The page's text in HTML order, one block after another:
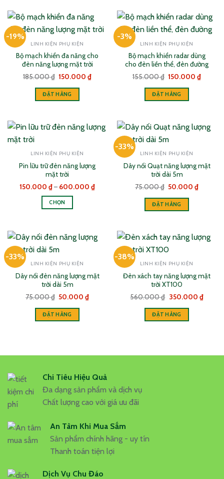
-19%
LINH KIỆN PHỤ KIỆN
Bộ mạch khiển đa năng cho
đèn năng lượng mặt trời
185.000₫ Giá
là:
185.000 ₫.
150.000₫Giá
ĐẶT HÀNG
-3%
LINH KIỆN PHỤ KIỆN
Bộ mạch khiển radar dùng
cho đèn liền thể, đèn đường
155.000₫ Giá
là:
155.000 ₫.
150.000₫Giá
ĐẶT HÀNG
LINH KIỆN PHỤ KIỆN
Pin lữu trữ đèn năng lượng
mặt trời
150.000 ₫– 600.000 ₫Khoảng
CHỌN
này
biến
thể.
Các
tùy
chọn
có
sản
phẩm
-33%
LINH KIỆN PHỤ KIỆN
Dây nối Quạt năng lượng mặt
trời dài 5m
75.000₫ Giá
là:
75.000 ₫.
50.000₫Giá
ĐẶT HÀNG
-33%
LINH KIỆN PHỤ KIỆN
Dây nối đèn năng lượng mặt
trời dài 5m
75.000₫ Giá
là:
75.000 ₫.
50.000₫Giá
ĐẶT HÀNG
-38%
LINH KIỆN PHỤ KIỆN
Đèn xách tay năng lượng mặt
trời XT100
560.000₫ Giá
là:
560.000 ₫.
350.000 ₫Giá
hiện
ĐẶT HÀNG
Chi Tiêu Hiệu Quả
Đa dạng sản phẩm và dịch vụ
Chất lượng cao với giá ưu đãi
An Tâm Khi Mua Sắm
Sản phẩm chính hãng - uy tín
Thanh toán tiện lợi
Dịch Vụ Chu Đáo